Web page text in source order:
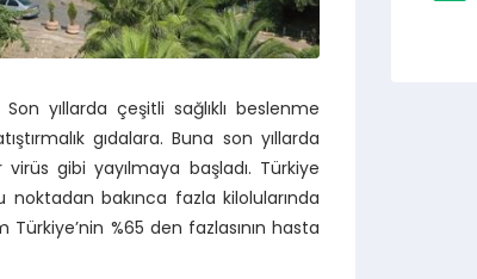
yıllarda çeşitli sağlıklı beslenme
gıdalara. Buna son yıllarda
gibi yayılmaya başladı. Türkiye
bakınca fazla kilolularında
%65 den fazlasının hasta